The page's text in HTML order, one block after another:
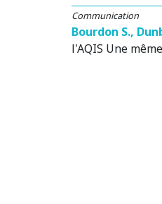
Communication
Bourdon S.,
l'AQIS Une